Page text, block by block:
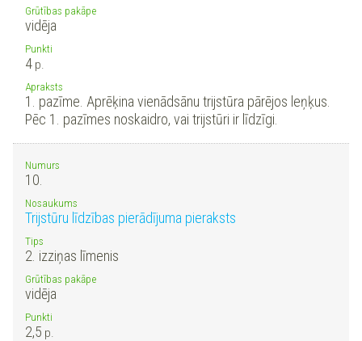
Grūtības pakāpe
vidēja
Punkti
4 p.
Apraksts
1. pazīme. Aprēķina vienādsānu trijstūra pārējos leņķus.
Pēc 1. pazīmes noskaidro, vai trijstūri ir līdzīgi.
Numurs
10.
Nosaukums
Trijstūru līdzības pierādījuma pieraksts
Tips
2. izziņas līmenis
Grūtības pakāpe
vidēja
Punkti
2,5 p.